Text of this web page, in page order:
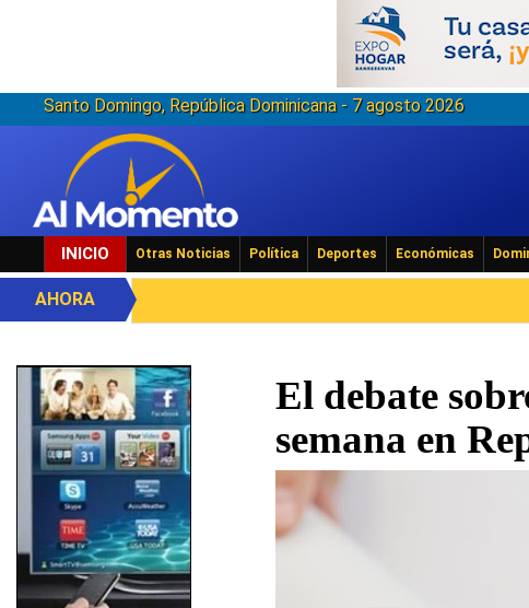
Santo Domingo, República Dominicana - 7 agosto 2026
INICIO Otras Noticias Política Deportes Económicas
AHORA
El debate
semana en